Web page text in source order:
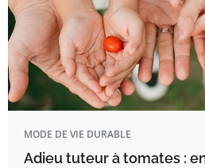
MODE DE VIE DURABLE
Adieu tuteur à tomates :